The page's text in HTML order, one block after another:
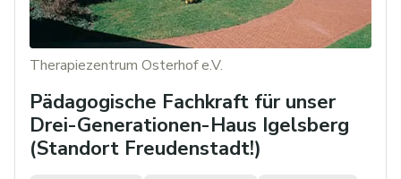
Therapiezentrum Osterhof e.V.
Pädagogische Fachkraft für unser
Drei-Generationen-Haus Igelsberg
(Standort Freudenstadt!)